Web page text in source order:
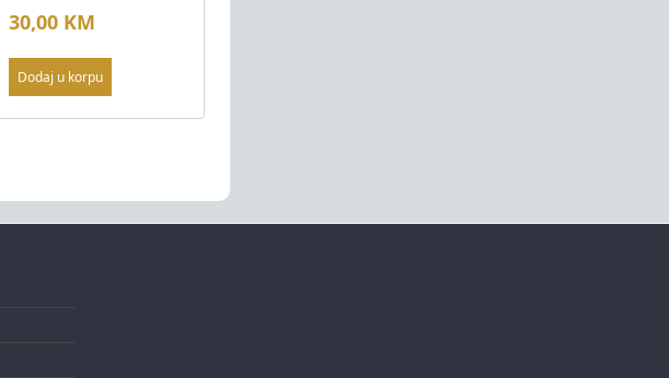
30,00 KM
Dodaj u korpu